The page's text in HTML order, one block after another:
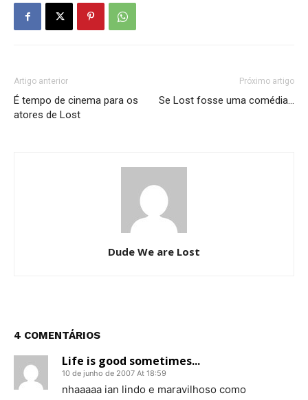
Artigo anterior
É tempo de cinema para os
atores de Lost
Próximo artigo
Se Lost fosse uma comédia…
Dude We are Lost
4 COMENTÁRIOS
Life is good sometimes...
10 de junho de 2007 At 18:59
nhaaaaa ian lindo e maravilhoso como